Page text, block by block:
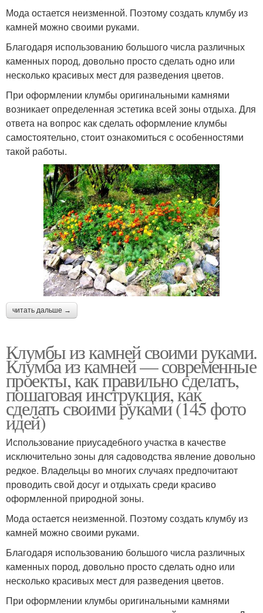
Мода остается неизменной. Поэтому создать клумбу из
камней можно своими руками.
Благодаря использованию большого числа различных
каменных пород, довольно просто сделать одно или
несколько красивых мест для разведения цветов.
При оформлении клумбы оригинальными камнями
возникает определенная эстетика всей зоны отдыха. Для
ответа на вопрос как сделать оформление клумбы
самостоятельно, стоит ознакомиться с особенностями
такой работы.
читать дальше →
Клумбы из камней своими руками.
Клумба из камней — современные
проекты, как правильно сделать,
пошаговая инструкция, как
сделать своими руками (145 фото
идей)
Использование приусадебного участка в качестве
исключительно зоны для садоводства явление довольно
редкое. Владельцы во многих случаях предпочитают
проводить свой досуг и отдыхать среди красиво
оформленной природной зоны.
Мода остается неизменной. Поэтому создать клумбу из
камней можно своими руками.
Благодаря использованию большого числа различных
каменных пород, довольно просто сделать одно или
несколько красивых мест для разведения цветов.
При оформлении клумбы оригинальными камнями